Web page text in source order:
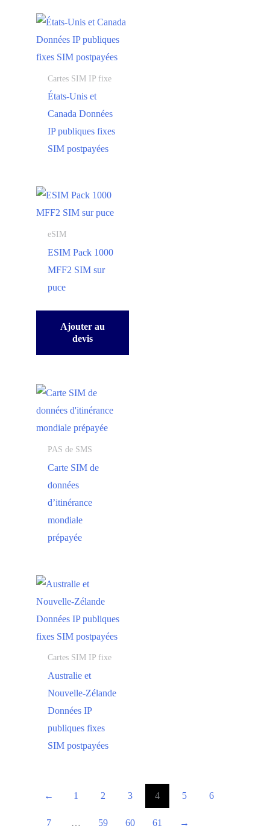
Cartes SIM IP fixe
États-Unis et
Canada Données
IP publiques fixes
SIM postpayées
eSIM
ESIM Pack 1000
MFF2 SIM sur
puce
Ajouter au
devis
PAS de SMS
Carte SIM de
données
d’itinérance
mondiale
prépayée
Cartes SIM IP fixe
Australie et
Nouvelle-Zélande
Données IP
publiques fixes
SIM postpayées
← 1 2 3 4 5 6
7 … 59 60 61 →